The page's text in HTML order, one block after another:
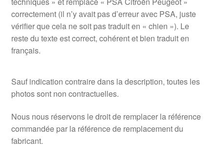
correctement (il n’y avait pas d’erreur avec PSA, juste
vérifier que cela ne soit pas traduit en « chien »). Le
reste du texte est correct, cohérent et bien traduit en
français.
Sauf indication contraire dans la description, toutes les
photos sont non contractuelles.
Nous nous réservons le droit de remplacer la référence
commandée par la référence de remplacement du
fabricant.